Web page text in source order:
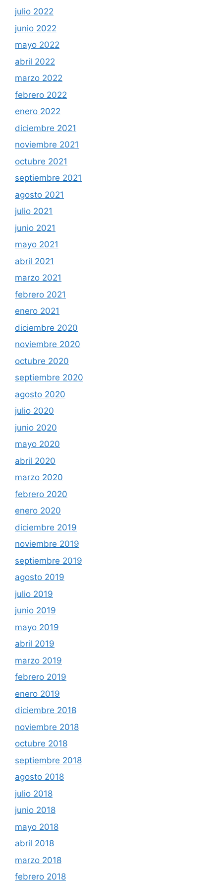
julio 2022
junio 2022
mayo 2022
abril 2022
marzo 2022
febrero 2022
enero 2022
diciembre 2021
noviembre 2021
octubre 2021
septiembre 2021
agosto 2021
julio 2021
junio 2021
mayo 2021
abril 2021
marzo 2021
febrero 2021
enero 2021
diciembre 2020
noviembre 2020
octubre 2020
septiembre 2020
agosto 2020
julio 2020
junio 2020
mayo 2020
abril 2020
marzo 2020
febrero 2020
enero 2020
diciembre 2019
noviembre 2019
septiembre 2019
agosto 2019
julio 2019
junio 2019
mayo 2019
abril 2019
marzo 2019
febrero 2019
enero 2019
diciembre 2018
noviembre 2018
octubre 2018
septiembre 2018
agosto 2018
julio 2018
junio 2018
mayo 2018
abril 2018
marzo 2018
febrero 2018